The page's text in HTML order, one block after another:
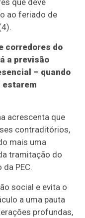
que deve
ao feriado de
corredores do
a previsão
– quando
estarem
acrescenta que
contraditórios,
mais uma
tramitação do
PEC.
social e evita o
a uma pauta
profundas,